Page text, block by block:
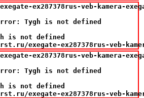
ex287378rus-veb-kamera-
Tygh is not defined
is not defined
exegate-ex287378rus-veb-
ex287378rus-veb-kamera-
Tygh is not defined
is not defined
exegate-ex287378rus-veb-